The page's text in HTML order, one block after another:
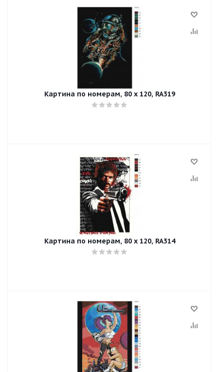
Картина по номерам, 80 x 120, RA319
Картина по номерам, 80 x 120, RA314